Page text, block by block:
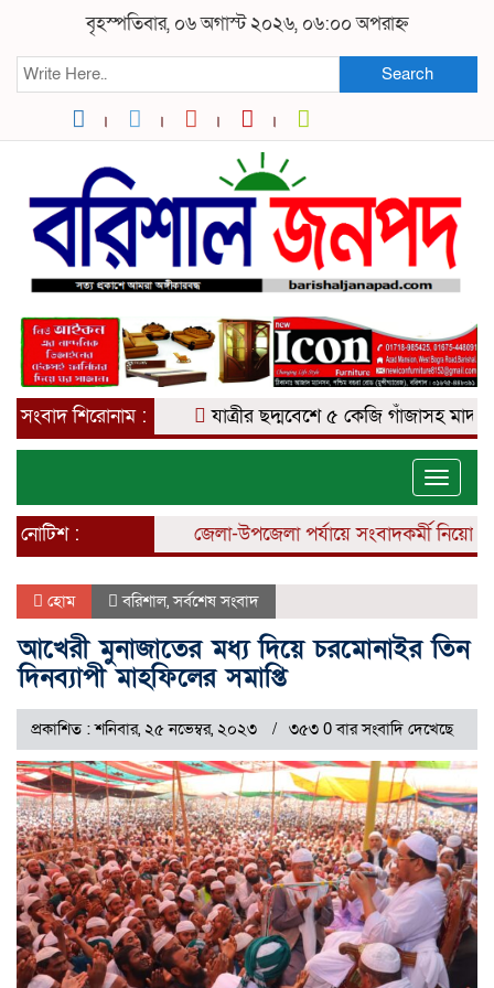
বৃহস্পতিবার, ০৬ অগাস্ট ২০২৬, ০৬:০০ অপরাহ্ন
Search
সংবাদ শিরোনাম : যাত্রীর ছদ্মবেশে ৫ কেজি গাঁজাসহ মাদক
Toggle
নোটিশ :
জেলা-উপজেলা পর্যায়ে সংবাদকর্মী নিয়োগ চলছে।
হোম বরিশাল,সর্বশেষ সংবাদ
আখেরী মুনাজাতের মধ্য দিয়ে চরমোনাইর তিন
দিনব্যাপী মাহফিলের সমাপ্তি
প্রকাশিত : শনিবার, ২৫ নভেম্বর, ২০২৩ ৩৫৩ 0 বার সংবাদি দেখেছে